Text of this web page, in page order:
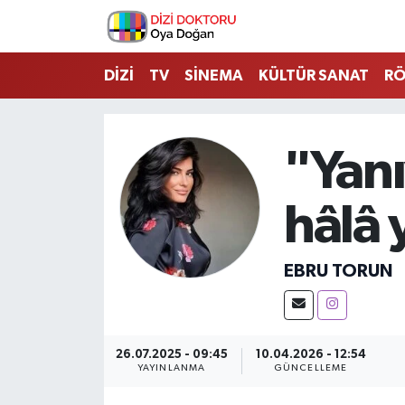
DİZİ TV SİNEMA KÜLTÜR SANAT
hâlâ
EBRU TORUN
26.07.2025 - 09:45
YAYINLANMA
10.04.2026 - 12:54
GÜNCELLEME
İstanbul Nöbetçi Eczaneler
İstanbul Namaz Vakitleri
İstanbul Trafik Yoğunluk Haritası
Süper Lig Puan Durumu ve Fikstür